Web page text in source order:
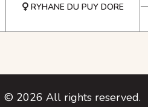
RYHANE DU PUY DORE
© 2026 All rights reserved.